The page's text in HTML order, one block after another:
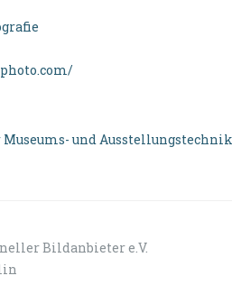
und Ausstellungstechnik
Bildanbieter e.V.